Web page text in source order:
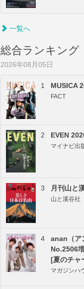
一覧へ
総合ランキング
2026年08月05日
1 MUSICA
FACT
2 EVEN
マイナビ出
3 月刊山と
山と溪谷社
4
anan（ア
No.2506
[夏のチャ
マガジンハ